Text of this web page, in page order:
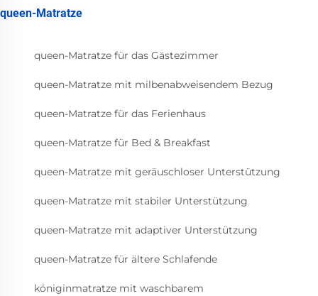
queen-Matratze
queen-Matratze für das Gästezimmer
queen-Matratze mit milbenabweisendem Bezug
queen-Matratze für das Ferienhaus
queen-Matratze für Bed & Breakfast
queen-Matratze mit geräuschloser Unterstützung
queen-Matratze mit stabiler Unterstützung
queen-Matratze mit adaptiver Unterstützung
queen-Matratze für ältere Schlafende
königinmatratze mit waschbarem